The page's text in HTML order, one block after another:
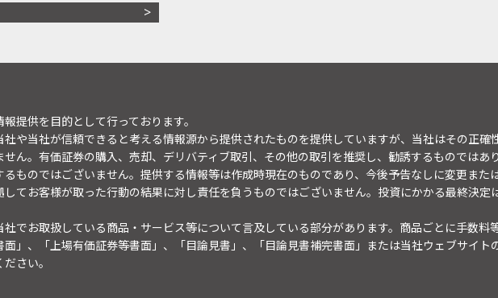
提供を目的として行っております。
や当社が信頼できると考える情報源から提供されたものを提供していますが、当社はその正
ん。有価証券の購入、売却、デリバティブ取引、その他の取引を推奨し、勧誘するものではあ
ものではございません。提供する情報等は作成時現在のものであり、今後予告なしに変更また
してお客様が取った行動の結果に対し責任を負うものではございません。投資にかかる最終決
でお取扱している商品・サービス等について言及している部分があります。商品ごとに手数料
面」、「上場有価証券等書面」、「目論見書」、「目論見書補完書面」または当社ウェブサイト
さい。